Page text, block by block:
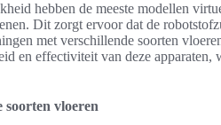
hebben de meeste modellen
Dit zorgt ervoor dat de
met verschillende soorten
en effectiviteit van deze
soorten vloeren